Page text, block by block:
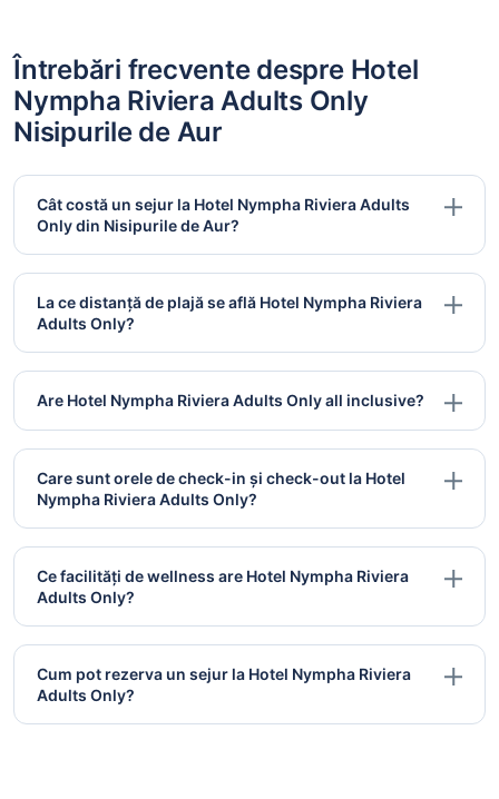
Întrebări frecvente despre Hotel
Nympha Riviera Adults Only
Nisipurile de Aur
Cât costă un sejur la Hotel Nympha Riviera Adults
Only din Nisipurile de Aur?
La ce distanță de plajă se află Hotel Nympha Riviera
Adults Only?
Are Hotel Nympha Riviera Adults Only all inclusive?
Care sunt orele de check-in și check-out la Hotel
Nympha Riviera Adults Only?
Ce facilități de wellness are Hotel Nympha Riviera
Adults Only?
Cum pot rezerva un sejur la Hotel Nympha Riviera
Adults Only?